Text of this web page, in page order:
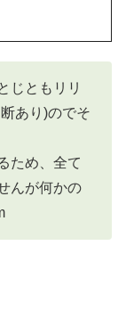
じともリリ
あり)のでそ
ため、全て
んが何かの